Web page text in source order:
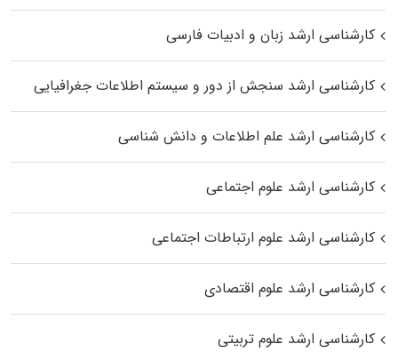
کارشناسی ارشد زبان و ادبیات فارسی
کارشناسی ارشد سنجش از دور و سیستم اطلاعات جغرافیایی
کارشناسی ارشد علم اطلاعات و دانش شناسی
کارشناسی ارشد علوم اجتماعی
کارشناسی ارشد علوم ارتباطات اجتماعی
کارشناسی ارشد علوم اقتصادی
کارشناسی ارشد علوم تربیتی